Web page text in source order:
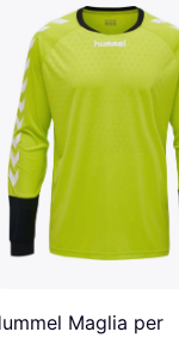
Maglia per